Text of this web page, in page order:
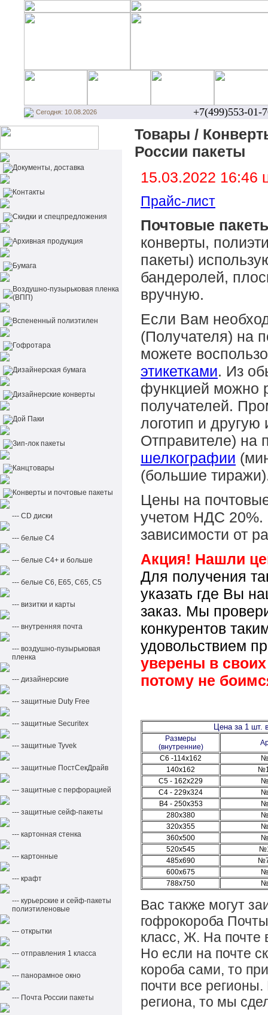
Сегодня: 10.08.2026 +7(499)553-01-
Документы, доставка
Контакты
Cкидки и спецпредложения
Архивная продукция
Бумага
Воздушно-пузырьковая пленка
(ВПП)
Вспененный полиэтилен
Гофротара
Дизайнерская бумага
Дизайнерские конверты
Дой Паки
Зип-лок пакеты
Канцтовары
Конверты и почтовые пакеты
--- CD диски
--- белые С4
--- белые С4+ и больше
--- белые С6, Е65, С65, С5
--- визитки и карты
--- внутренняя почта
--- воздушно-пузырьковая
пленка
--- дизайнерские
--- защитные Duty Free
--- защитные Securitex
--- защитные Tyvek
--- защитные ПостСекДрайв
--- защитные с перфорацией
--- защитные сейф-пакеты
--- картонная стенка
--- картонные
--- крафт
--- курьерские и сейф-пакеты
полиэтиленовые
--- открытки
--- отправления 1 класса
--- панорамное окно
--- Почта России пакеты
Товары /
России пакеты
15.03.2022
Прайс-лист
Почтовые
конверты,
пакеты)
бандеролей,
вручную.
Если Вам
(Получателя) на
можете
этикетками. Из
функцией можно
получателей.
логотип и
Отправителе) на
шелкографии
(большие
Цены на
учетом НДС 20%.
зависимости от
Акция! Нашли
Для получения
указать где Вы
заказ. Мы
конкурентов
удовольствием
уверены в своих
потому не
Цена за 1 шт.
Размеры
(внутренние)
C6 -114x162
140x162
С5 - 162х229
С4 - 229х324
В4 - 250х353
280х380
320х355
360х500
520х545
485х690
600х675
788х750
Вас также могут
гофрокороба
класс, Ж. На почте
Но если на почте
короба сами, то
почти все
региона, то мы